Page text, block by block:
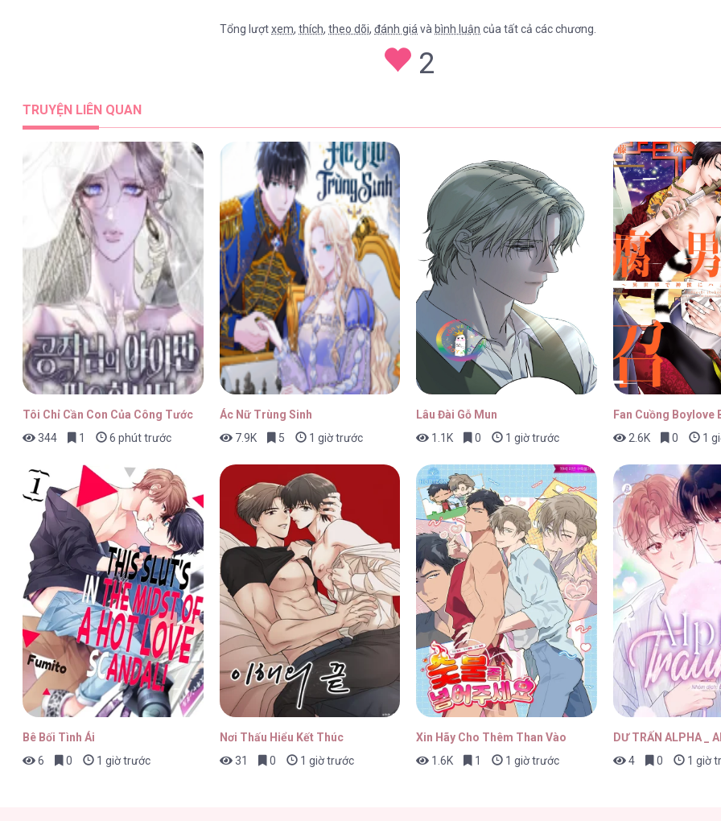
Bản Jazz Cho Hai Người [...] – Chap 64 02/05/2026
Bản Jazz Cho Hai Người [...] – Chap 63 02/05/2026
Bản Jazz Cho Hai Người [...] – Chap 62 02/05/2026
Bản Jazz Cho Hai Người [...] – Chap 61 02/05/2026
Bản Jazz Cho Hai Người [...] – Chap 60 02/05/2026
Bản Jazz Cho Hai Người [...] – Chap 59 02/05/2026
Tổng lượtxem,thích,theo dõi,đánh giá và bình luận của tất cả các chương.
2
TRUYỆN LIÊN QUAN
Tôi Chỉ Cần Con Của Công Tước
344
1 6 phút trước
Ác Nữ Trùng Sinh
7.9K
5 1 giờ trước
Lâu Đài Gỗ Mun
1.1K
0 1 giờ trước
Fan Cuồng Boylove
2.6K
0 1
Bê Bối Tình Ái
6
0 1 giờ trước
Nơi Thấu Hiểu Kết Thúc
31
0 1 giờ trước
Xin Hãy Cho Thêm Than Vào
1.6K
1 1 giờ trước
DƯ TRẤN ALPHA _
4
0 1 giờ